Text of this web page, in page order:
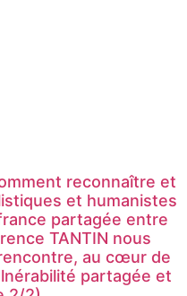
reconnaître et
et humanistes
partagée entre
TANTIN nous
au cœur de
partagée et